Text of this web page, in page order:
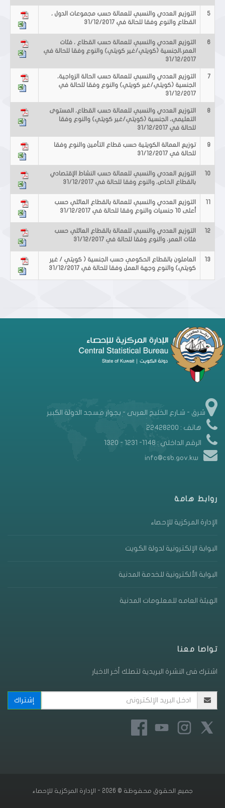
5
التوزيع العددي والنسبي للعمالة حسب مجموعات الدول ،
القطاع والنوع وفقا للحالة في 31/12/2017
6
التوزيع العددي والنسبي للعمالة حسب القطاع ، فئات
العمر،الجنسية (كويتي/غير كويتي) والنوع وفقا للحالة في
31/12/2017
7
التوزيع العددي والنسبي للعمالة حسب الحالة الزواجية،
الجنسية (كويتي/غير كويتي) والنوع وفقا للحالة في
31/12/2017
8
التوزيع العددي والنسبي للعمالة حسب القطاع، المستوى
التعليمي، الجنسية (كويتي/غير كويتي) والنوع وفقا
للحالة في 31/12/2017
9
توزيع العمالة الكويتية حسب قطاع التأمين والنوع وفقا
للحالة في 31/12/2017
10
التوزيع العددي والنسبي للعمالة حسب النشاط الإقتصادي
بالقطاع الخاص، والنوع وفقا للحالة في 31/12/2017
11
التوزيع العددي والنسبي للعمالة بالقطاع العائلي حسب
أعلى 10 جنسيات والنوع وفقا للحالة في 31/12/2017
12
التوزيع العددي والنسبي للعمالة بالقطاع العائلي حسب
فئات العمر، والنوع وفقا للحالة في 31/12/2017
13
العاملون بالقطاع الحكومي حسب الجنسية ( كويتي / غير
كويتي) والنوع وجهة العمل وفقا للحالة في 31/12/2017
شرق - شـارع الخليج العربى - بجوار مسجد الدولة الكبير
هاتف : 22428200
الرقم الداخلي : 1148- 1231 - 1320
info@csb.gov.kw
روابط هامة
الإدارة المركزية للإحصاء
البوابة الإلكترونية لدولة الكويت
البوابة الألكترونية للخدمة المدنية
الهيئة العامه للمعلومات المدنية
تواصا معنا
اشترك فى النشرة البريدية لتصلك أخر الاخبار
جميع الحقوق محفوظة © 2026 - الإدارة المركزية للإحصاء